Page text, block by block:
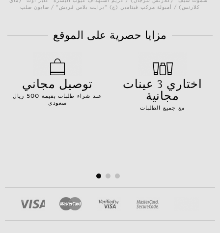
كلارنس) / أمبولة مركب فيتامين (ج) "برايت بلاس فريش" / صابون صلب
مزايا حصرية على الموقع
توصيل مجاني
عند شراء طلبات بقيمة 500 ريال
سعودي
اختاري 3 عينات
مجانية
مع جميع الطلبات